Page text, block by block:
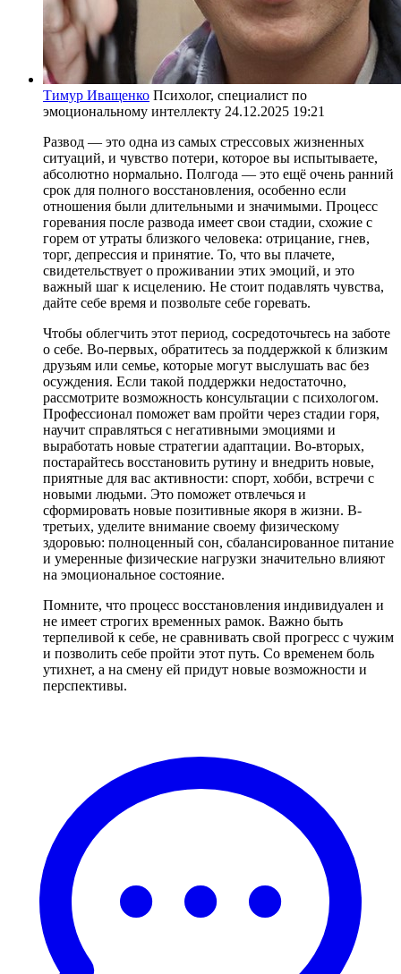
Тимур Иващенко Психолог, специалист по
эмоциональному интеллекту 24.12.2025 19:21
Развод — это одна из самых стрессовых жизненных
ситуаций, и чувство потери, которое вы испытываете,
абсолютно нормально. Полгода — это ещё очень ранний
срок для полного восстановления, особенно если
отношения были длительными и значимыми. Процесс
горевания после развода имеет свои стадии, схожие с
горем от утраты близкого человека: отрицание, гнев,
торг, депрессия и принятие. То, что вы плачете,
свидетельствует о проживании этих эмоций, и это
важный шаг к исцелению. Не стоит подавлять чувства,
дайте себе время и позвольте себе горевать.
Чтобы облегчить этот период, сосредоточьтесь на заботе
о себе. Во-первых, обратитесь за поддержкой к близким
друзьям или семье, которые могут выслушать вас без
осуждения. Если такой поддержки недостаточно,
рассмотрите возможность консультации с психологом.
Профессионал поможет вам пройти через стадии горя,
научит справляться с негативными эмоциями и
выработать новые стратегии адаптации. Во-вторых,
постарайтесь восстановить рутину и внедрить новые,
приятные для вас активности: спорт, хобби, встречи с
новыми людьми. Это поможет отвлечься и
сформировать новые позитивные якоря в жизни. В-
третьих, уделите внимание своему физическому
здоровью: полноценный сон, сбалансированное питание
и умеренные физические нагрузки значительно влияют
на эмоциональное состояние.
Помните, что процесс восстановления индивидуален и
не имеет строгих временных рамок. Важно быть
терпеливой к себе, не сравнивать свой прогресс с чужим
и позволить себе пройти этот путь. Со временем боль
утихнет, а на смену ей придут новые возможности и
перспективы.